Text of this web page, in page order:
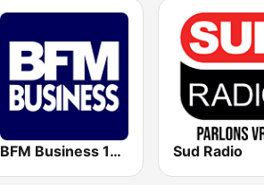
BFM Business 100.8 FM Sud Radio